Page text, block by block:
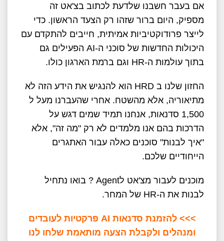
אם בעבר חשבנו שלדעת לכתוב בצ'אט זה
מספיק, היום ברור שזהו רק הצעד הראשון. כדי
לייצר פרודוקטיביות אמיתית, חייבים להתקדם עם
היכולות החדשות של סוכני ה-AI הפעילים גם
בתוך עולמות ה-HR וגם ברמת הארגון כולו.
החזון שלנו ב HRD הוא להנגיש את הידע הזה לא
מתיאוריה, אלא מהשטח. אחרי שהעברנו מעל ל
1,500 סדנאות, אנחנו תמיד שמים דגש על
הדרכות בהם אנו מלמדים לא רק "מה זה", אלא
"איך לבנות" סוכנים כאלה עבור האתגרים
הייחודיים שלכם.
מוכנים לעבור מצ'אט לAgent ? בואו נתחיל
לבנות את ה-HR של המחר.
>>> להזמנת סדנאות AI פרקטיות לעובדים
ומנהלים ולקבלת הצעה מותאמת שלחו לנו